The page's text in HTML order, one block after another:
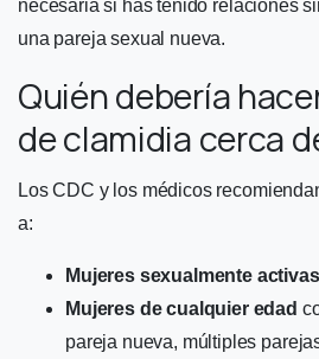
necesaria si has tenido relaciones
una pareja sexual nueva.
Quién debería
de clamidia cerca
Los CDC y los médicos
a:
Mujeres sexualmente activas
Mujeres de cualquier edad
pareja nueva, múltiples